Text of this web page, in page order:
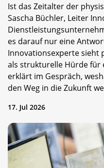
Ist das Zeitalter der
Sascha Büchler, Leiter
es darauf nur eine
Innovationsexperte sieht
als strukturelle Hürde für
erklärt im Gespräch,
den Weg in die Zukunft
17. Jul 2026